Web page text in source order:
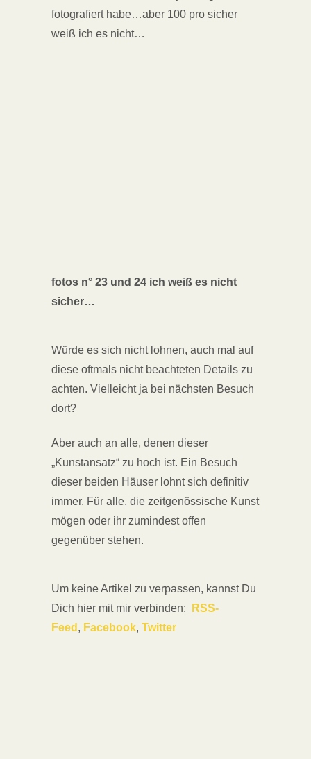
fotografiert habe…aber 100 pro sicher
weiß ich es nicht…
fotos n° 23 und 24 ich weiß es nicht
sicher…
Würde es sich nicht lohnen, auch mal auf
diese oftmals nicht beachteten Details zu
achten. Vielleicht ja bei nächsten Besuch
dort?
Aber auch an alle, denen dieser
„Kunstansatz“ zu hoch ist. Ein Besuch
dieser beiden Häuser lohnt sich definitiv
immer. Für alle, die zeitgenössische Kunst
mögen oder ihr zumindest offen
gegenüber stehen.
Um keine Artikel zu verpassen, kannst Du
Dich hier mit mir verbinden:
RSS-
Feed , Facebook, Twitter